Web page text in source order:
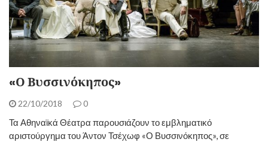
«Ο Βυσσινόκηπος»
22/10/2018 0
Τα Αθηναϊκά Θέατρα παρουσιάζουν το εμβληματικό
αριστούργημα του Άντον Τσέχωφ «Ο Βυσσινόκηπος», σε